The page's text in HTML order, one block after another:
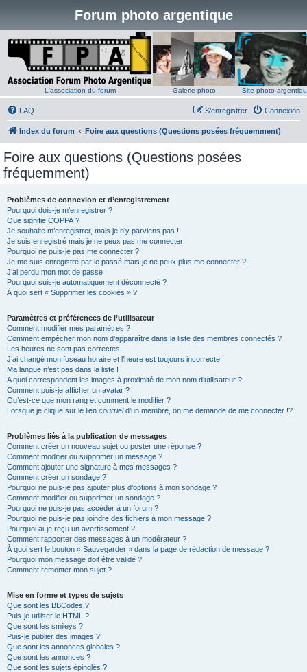
Forum photo argentique
L'association du forum Galerie photo Site photo
FAQ Connexion
S’enregistrer
Index du forum Foire aux questions (Questions posées fréquemment)
Foire aux questions (Questions posées
fréquemment)
Problèmes de connexion et d’enregistrement
Pourquoi dois-je m’enregistrer ?
Que signifie COPPA ?
Je souhaite m’enregistrer, mais je n’y parviens pas !
Je suis enregistré mais je ne peux pas me connecter !
Pourquoi ne puis-je pas me connecter ?
Je me suis enregistré par le passé mais je ne peux plus me connecter ?!
J’ai perdu mon mot de passe !
Pourquoi suis-je automatiquement déconnecté ?
À quoi sert « Supprimer les cookies » ?
Paramètres et préférences de l’utilisateur
Comment modifier mes paramètres ?
Comment empêcher mon nom d’apparaître dans la liste des membres connectés ?
Les heures ne sont pas correctes !
J’ai changé mon fuseau horaire et l’heure est toujours incorrecte !
Ma langue n’est pas dans la liste !
A quoi correspondent les images à proximité de mon nom d’utilisateur ?
Comment puis-je afficher un avatar ?
Qu’est-ce que mon rang et comment le modifier ?
Lorsque je clique sur le lien courrield’un membre, on me demande de me connecter !?
Problèmes liés à la publication de messages
Comment créer un nouveau sujet ou poster une réponse ?
Comment modifier ou supprimer un message ?
Comment ajouter une signature à mes messages ?
Comment créer un sondage ?
Pourquoi ne puis-je pas ajouter plus d’options à mon sondage ?
Comment modifier ou supprimer un sondage ?
Pourquoi ne puis-je pas accéder à un forum ?
Pourquoi ne puis-je pas joindre des fichiers à mon message ?
Pourquoi ai-je reçu un avertissement ?
Comment rapporter des messages à un modérateur ?
À quoi sert le bouton « Sauvegarder » dans la page de rédaction de message ?
Pourquoi mon message doit être validé ?
Comment remonter mon sujet ?
Mise en forme et types de sujets
Que sont les BBCodes ?
Puis-je utiliser le HTML ?
Que sont les smileys ?
Puis-je publier des images ?
Que sont les annonces globales ?
Que sont les annonces ?
Que sont les sujets épinglés ?